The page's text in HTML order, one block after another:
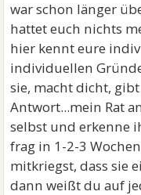
war schon länger
hattet euch nichts
hier kennt eure
individuellen
sie, macht dicht,
Antwort...mein Rat
selbst und erkenne
frag in 1-2-3
mitkriegst, dass sie
dann weißt du auf